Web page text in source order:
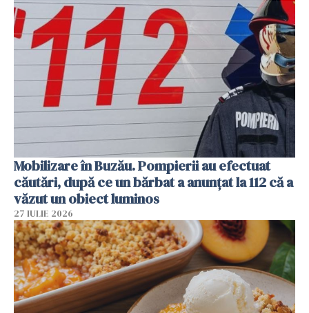
Mobilizare în Buzău. Pompierii au efectuat
căutări, după ce un bărbat a anunțat la 112 că a
văzut un obiect luminos
27 IULIE 2026